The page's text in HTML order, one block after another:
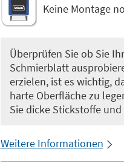
Keine Montage
Überprüfen Sie ob Sie
Schmierblatt
erzielen, ist es wichtig,
harte Oberfläche zu
Sie dicke Stickstoffe
Weitere Informationen